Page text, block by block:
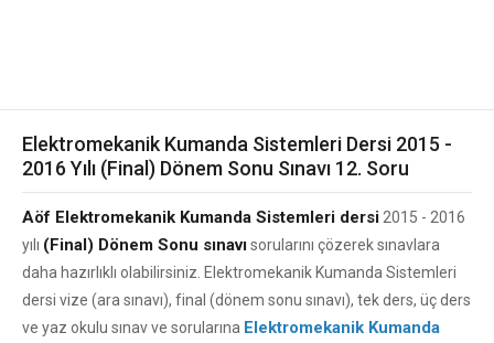
Elektromekanik Kumanda Sistemleri Dersi 2015 -
2016 Yılı (Final) Dönem Sonu Sınavı 12. Soru
Aöf Elektromekanik Kumanda Sistemleri dersi 2015 - 2016
yılı (Final) Dönem Sonu sınavısorularını çözerek sınavlara
daha hazırlıklı olabilirsiniz. Elektromekanik Kumanda Sistemleri
dersi vize (ara sınavı), final (dönem sonu sınavı), tek ders, üç ders
ve yaz okulu sınav ve sorularına Elektromekanik Kumanda